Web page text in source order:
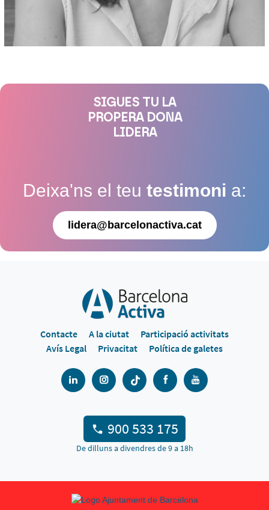
SIGUES TU LA
PROPERA DONA
LIDERA
Deixa'ns el teu testimoni a:
lidera@barcelonactiva.cat
Contacte A la ciutat
Participació activitats
Avís Legal
Privacitat Política de galetes
900 533 175
De dilluns a divendres de 9 a 18h